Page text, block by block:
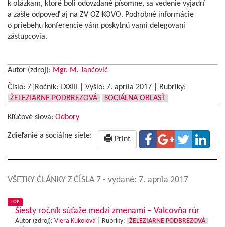
k otázkam, ktoré boli odovzdané písomne, sa vedenie vyjadrí
a zašle odpoveď aj na ZV OZ KOVO. Podrobné informácie
o priebehu konferencie vám poskytnú vami delegovaní
zástupcovia.
Autor (zdroj): Mgr. M. Jančovič
Číslo: 7|Ročník: LXXIII | Vyšlo: 7. apríla 2017
Rubriky:
ŽELEZIARNE PODBREZOVÁ
SOCIÁLNA OBLASŤ
Kľúčové slová: Odbory
Zdieľanie a sociálne siete: Print
VŠETKY ČLÁNKY Z ČÍSLA 7 - vydané: 7. apríla 2017
TOP
Šiesty ročník súťaže medzi zmenami – Valcovňa rúr
Autor (zdroj): Viera Kúkolová Rubriky:
ŽELEZIARNE PODBREZOVÁ